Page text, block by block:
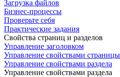
Загрузка файлов
Бизнес-процессы
Проверьте себя
Практические задания
Свойства страниц и разделов
Управление заголовком
Управление свойствами страницы
Управление свойствами раздела
Управление свойствами раздела